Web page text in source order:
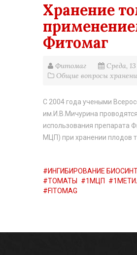
Хранение
Фитомаг
Фитомаг
Среда,
Общие вопросы
С 2004 года учеными
им.И.В.Мичурина
использования препарата
МЦП) при хранении плодов
ИНГИБИРОВАНИЕ
ТОМАТЫ
1МЦП
FITOMAG